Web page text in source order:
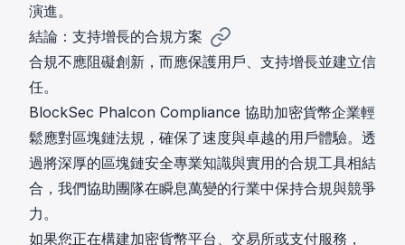
演進。
結論：支持增長的合規方案
合規不應阻礙創新，而應保護用戶、支持增長並建立信
任。
BlockSec Phalcon Compliance 協助加密貨幣企業輕
鬆應對區塊鏈法規，確保了速度與卓越的用戶體驗。透
過將深厚的區塊鏈安全專業知識與實用的合規工具相結
合，我們協助團隊在瞬息萬變的行業中保持合規與競爭
力。
如果您正在構建加密貨幣平台、交易所或支付服務，